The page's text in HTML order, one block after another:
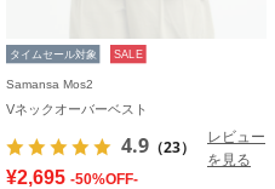
タイムセール対象 SALE
Samansa Mos2
Vネックオーバーベスト
4.9 （23）
レビュー
を見る
¥2,695 -50%OFF-